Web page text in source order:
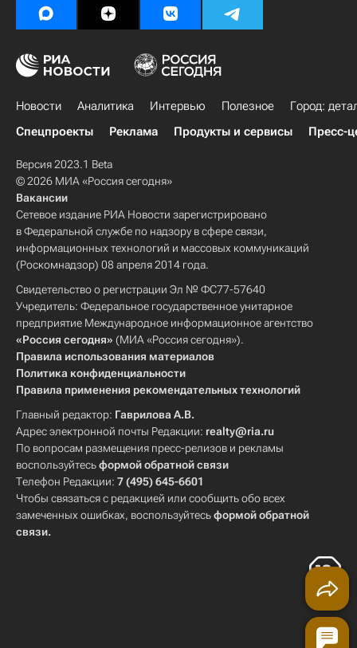
Новости Аналитика Интервью Полезное
Город:
Спецпроекты
Реклама Продукты и сервисы Пресс-
Версия 2023.1 Beta
© 2026 МИА «Россия сегодня»
Вакансии
Сетевое издание РИА Новости зарегистрировано
в Федеральной службе по надзору в сфере связи,
информационных технологий и массовых коммуникаций
(Роскомнадзор) 08 апреля 2014 года.
Свидетельство о регистрации Эл № ФС77-57640
Учредитель: Федеральное государственное унитарное
предприятие Международное информационное агентство
«Россия сегодня» (МИА «Россия сегодня»).
Правила использования материалов
Политика конфиденциальности
Правила применения рекомендательных технологий
Главный редактор: Гаврилова А.В.
Адрес электронной почты Редакции: realty@ria.ru
По вопросам размещения пресс-релизов и рекламы
воспользуйтесьформой обратной связи
Телефон Редакции: 7 (495) 645-6601
Чтобы связаться с редакцией или сообщить обо всех
замеченных ошибках, воспользуйтесьформой обратной
связи.